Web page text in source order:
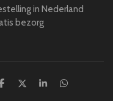
in Nederland
bezorg
D
D
S
D